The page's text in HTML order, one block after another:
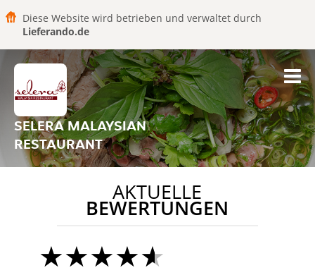
Diese Website wird betrieben und verwaltet durch
Lieferando.de
SELERA MALAYSIAN
RESTAURANT
AKTUELLE
BEWERTUNGEN